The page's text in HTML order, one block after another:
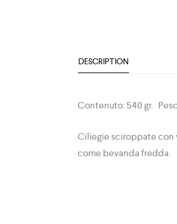
DESCRIPTION
Contenuto: 540 gr.
Ciliegie sciroppate con
come bevanda fredda.